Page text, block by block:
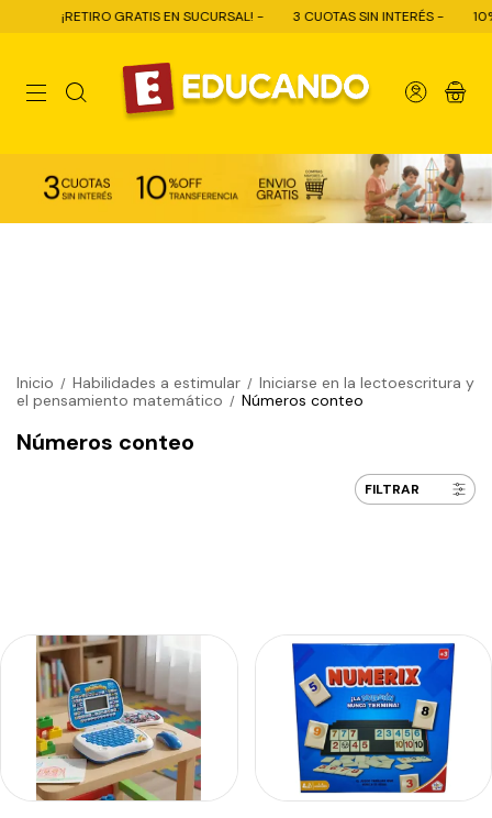
¡RETIRO GRATIS EN SUCURSAL! - 3 CUOTAS SIN INTERÉS - 10% OFF
0
Inicio / Habilidades a estimular / Iniciarse en la lectoescritura y
el pensamiento matemático / Números conteo
Números conteo
FILTRAR